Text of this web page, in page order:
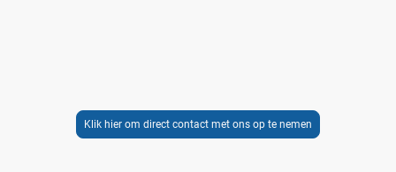
Klik hier om direct contact met ons op te nemen